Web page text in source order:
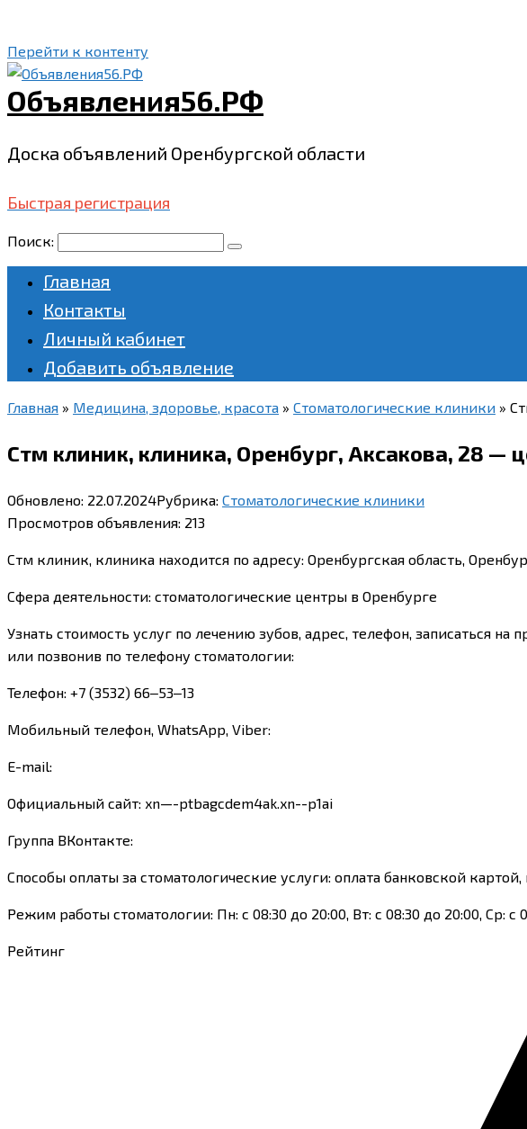
Перейти к контенту
Объявления56.РФ
Доска объявлений Оренбургской области
Быстрая регистрация
Поиск:
Главная
Контакты
Личный кабинет
Добавить объявление
Главная » Медицина, здоровье, красота » Стоматологические клиники »
Стм клиник, клиника, Оренбург, Аксакова, 28 —
Обновлено: 22.07.2024Рубрика: Стоматологические клиники
Просмотров объявления: 213
Стм клиник, клиника находится по адресу: Оренбургская область,
Сфера деятельности: стоматологические центры в Оренбурге
Узнать стоимость услуг по лечению зубов, адрес, телефон, записаться
или позвонив по телефону стоматологии:
Телефон: +7 (3532) 66‒53‒13
Мобильный телефон, WhatsApp, Viber:
E-mail:
Официальный сайт: xn—-ptbagcdem4ak.xn--p1ai
Группа ВКонтакте:
Способы оплаты за стоматологические услуги: оплата банковской
Режим работы стоматологии: Пн: с 08:30 до 20:00, Вт: с 08:30 до 20:00, Ср: с
Рейтинг